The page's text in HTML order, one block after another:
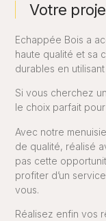
Votre
Echappée Bois a
haute qualité et sa
durables en
Si vous cherchez
le choix parfait
Avec notre
de qualité, réalisé
pas cette
profiter d’un
vous.
Réalisez enfin vos